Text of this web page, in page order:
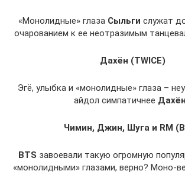
«Монолидные» глаза Сыльги служат
очарованием к ее неотразимым
Дахён (TWICE)
Эгё, улыбка и «монолидные» глаза –
айдол симпатичнее Дахён
Чимин, Джин, Шуга и RM
BTS завоевали такую огромную
«монолидными» глазами, верно? Моно-